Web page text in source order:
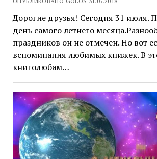
Дорогие друзья! Сегодня 31 июля.
день самого летнего
праздников он не отмечен. Но вот
вспоминания любимых книжек. В
книголюбам…